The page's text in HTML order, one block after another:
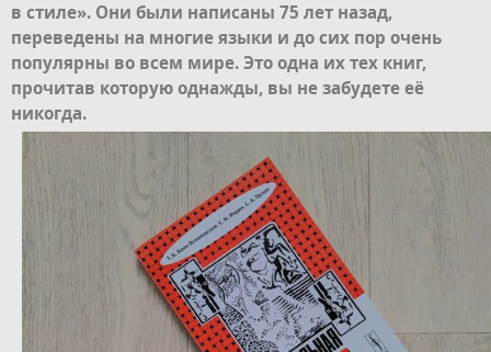
в стиле». Они были написаны 75 лет назад,
переведены на многие языки и до сих пор очень
популярны во всем мире. Это одна их тех книг,
прочитав которую однажды, вы не забудете её
никогда.